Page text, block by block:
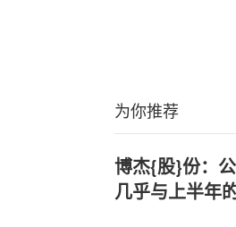
为你推荐
博杰{股}份：
几乎与上半年